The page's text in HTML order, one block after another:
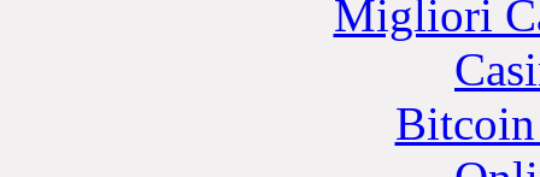
Migliori